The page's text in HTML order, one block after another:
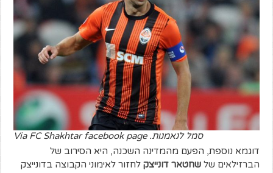
סמל לנאמנות. Via FC Shakhtar facebook page
דוגמא נוספת, הפעם מהמדינה השכנה, היא הסירוב של
הברזילאים שלשחטאר דונייצק לחזור לאימוני הקבוצה בדונייצק